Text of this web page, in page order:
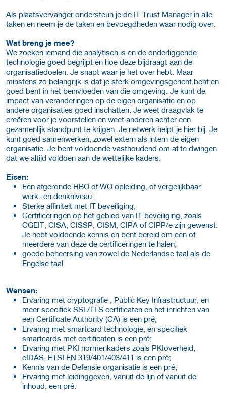
Als plaatsvervanger ondersteun je de IT Trust Manager in alle
taken en neem je de taken en bevoegdheden waar nodig over.
Wat breng je mee?
We zoeken iemand die analytisch is en de onderliggende
technologie goed begrijpt en hoe deze bijdraagt aan de
organisatiedoelen. Je snapt waar je het over hebt. Maar
minstens zo belangrijk is dat je sterk omgevingsgericht bent en
goed bent in het beïnvloeden van die omgeving. Je kunt de
impact van veranderingen op de eigen organisatie en op
andere organisaties goed inschatten. Je weet draagvlak te
creëren voor je voorstellen en weet anderen achter een
gezamenlijk standpunt te krijgen. Je netwerk helpt je hier bij. Je
kunt goed samenwerken, zowel extern als intern de eigen
organisatie. Je bent voldoende vasthoudend om af te dwingen
dat we altijd voldoen aan de wettelijke kaders.
Eisen:
Een afgeronde HBO of WO opleiding, of vergelijkbaar
werk- en denkniveau;
Sterke affiniteit met IT beveiliging;
Certificeringen op het gebied van IT beveiliging, zoals
CGEIT, CISA, CISSP, CISM, CIPA of CIPP/e zijn gewenst.
Je hebt voldoende kennis en bent bereid om een of
meerdere van deze de certificeringen te halen;
goede beheersing van zowel de Nederlandse taal als de
Engelse taal.
Wensen:
Ervaring met cryptografie , Public Key Infrastructuur, en
meer specifiek SSL/TLS certificaten en het inrichten van
een Certificate Authority (CA) is een pré;
Ervaring met smartcard technologie, en specifiek
smartcards met certificaten is een pré;
Ervaring met PKI normenkaders zoals PKIoverheid,
eIDAS, ETSI EN 319/401/403/411 is een pré;
Kennis van de Defensie organisatie is een pré;
Ervaring met leidinggeven, vanuit de lijn of vanuit de
inhoud, een pré.